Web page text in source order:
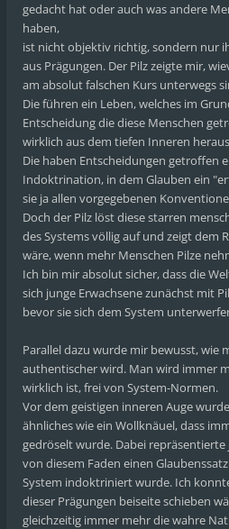
gedacht hat oder auch was andere
haben,
ist nicht objektiv richtig, sondern nur
aus Prägungen. Der Pilz zeigte mir,
am absolut falschen Kurs unterwegs
Die führen ein Leben, welches im
Entscheidung die diese Menschen
wirklich aus dem tiefen Inneren
Die haben Entscheidungen getroffen
Indoktrination, in dem Glauben ein
sie ja allen vorgegebenen
Doch der Pilz löst diese starren
des Systems völlig auf und zeigt dem
wäre, wenn mehr Menschen Pilze
Ich bin mir absolut sicher, dass die
sich junge Erwachsene zunächst mit
bevor sie sich dem System
Parallel dazu wurde mir bewusst, wie
authentischer wird. Man wird immer
wirklich ist, frei von System-Normen.
Vor dem geistigen inneren Auge
ähnliches wie ein Wollknäuel, dass
gedröselt wurde. Dabei repräsentierte
von diesem Faden einen
System indoktriniert wurde. Ich
dieser Prägungen beiseite schieben
gleichzeitig immer mehr die wahre